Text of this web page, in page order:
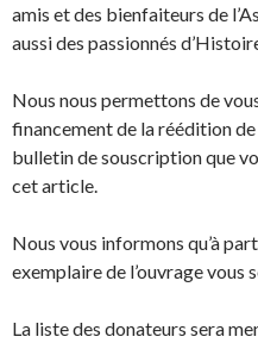
amis et des bienfaiteurs de
aussi des passionnés
Nous nous permettons de
financement de la réédition
bulletin de souscription que
cet article.
Nous vous informons qu’à
exemplaire de l’ouvrage vous
La liste des donateurs sera